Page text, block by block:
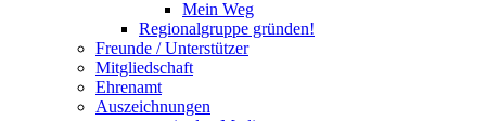
Mein Weg
Regionalgruppe gründen!
Freunde / Unterstützer
Mitgliedschaft
Ehrenamt
Auszeichnungen